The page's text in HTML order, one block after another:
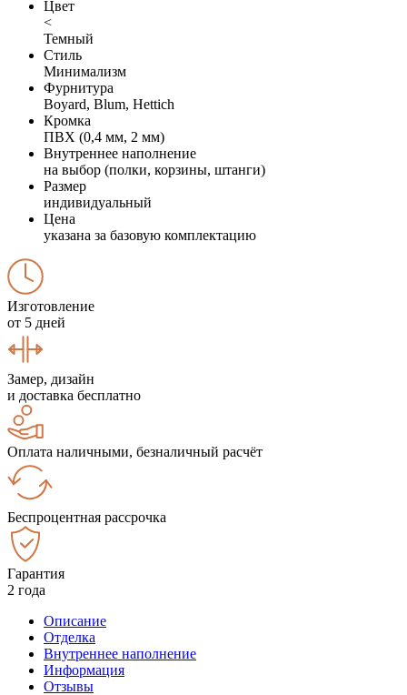
Цвет
<
Темный
Стиль
Минимализм
Фурнитура
Boyard, Blum, Hettich
Кромка
ПВХ (0,4 мм, 2 мм)
Внутреннее наполнение
на выбор (полки, корзины, штанги)
Размер
индивидуальный
Цена
указана за базовую комплектацию
Изготовление
от 5 дней
Замер, дизайн
и доставка бесплатно
Оплата наличными, безналичный расчёт
Беспроцентная рассрочка
Гарантия
2 года
Описание
Отделка
Внутреннее наполнение
Информация
Отзывы